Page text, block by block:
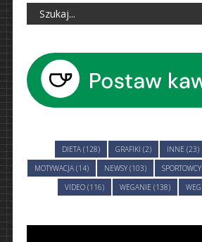
DIETA (128) GRAFIKI (2) INNE (23)
MOTYWACJA (14)
NEWSY (103)
VIDEO (116)
WEGANIE (138)